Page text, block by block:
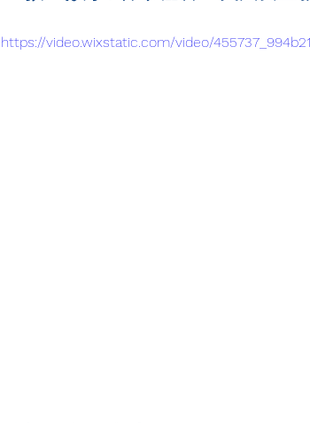
https://video.wixstatic.com/video/